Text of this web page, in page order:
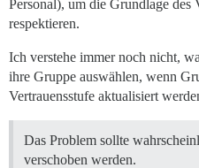
Personal), um die Grundlage des
respektieren.
Ich verstehe immer noch nicht,
ihre Gruppe auswählen, wenn
Vertrauensstufe aktualisiert
Das Problem sollte
verschoben werden.